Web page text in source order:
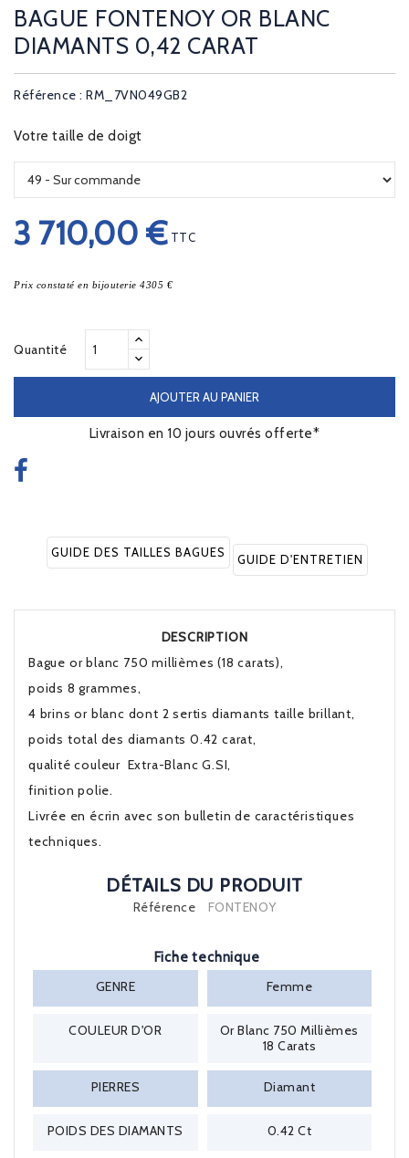
BAGUE FONTENOY OR BLANC
DIAMANTS 0,42 CARAT
Référence : RM_7VN049GB2
Votre taille de doigt
3 710,00 € TTC
Prix constaté en bijouterie 4305 €
Quantité
AJOUTER AU PANIER
Livraison en 10 jours ouvrés offerte*
GUIDE DES TAILLES BAGUES GUIDE D'ENTRETIEN
DESCRIPTION
Bague or blanc 750 millièmes (18 carats),
poids 8 grammes,
4 brins or blanc dont 2 sertis diamants taille brillant,
poids total des diamants 0.42 carat,
qualité couleur Extra-Blanc G.SI,
finition polie.
Livrée en écrin avec son bulletin de caractéristiques
techniques.
DÉTAILS DU PRODUIT
Référence FONTENOY
Fiche technique
GENRE
Femme
COULEUR D'OR
Or Blanc 750 Millièmes
18 Carats
PIERRES Diamant
POIDS DES DIAMANTS 0.42 Ct